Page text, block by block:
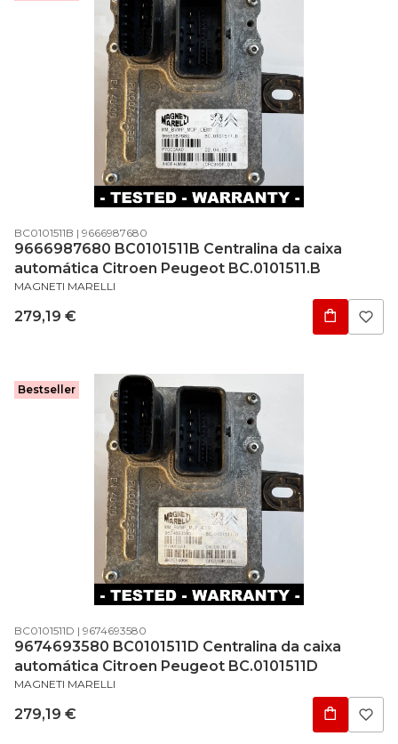
Código do produto
BC0101511B Código do fabricante
9666987680
9666987680 BC0101511B Centralina da caixa
automática Citroen Peugeot BC.0101511.B
FABRICANTE
MAGNETI MARELLI
Preço
279,19 €
Bestseller
Código do produto
BC0101511D Código do fabricante
9674693580
9674693580 BC0101511D Centralina da caixa
automática Citroen Peugeot BC.0101511D
FABRICANTE
MAGNETI MARELLI
Preço
279,19 €